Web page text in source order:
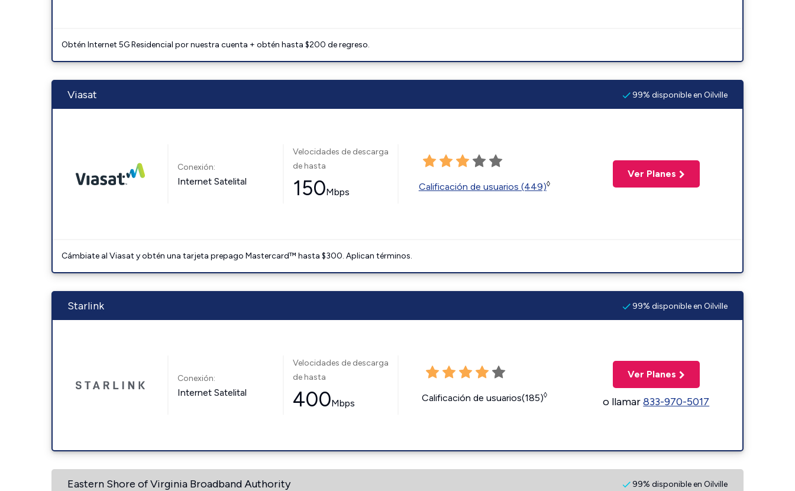
Obtén Internet 5G Residencial por nuestra cuenta + obtén hasta $200 de regreso.
Viasat 99% disponible en Oilville
Conexión:
Internet Satelital
Velocidades de descarga
de hasta
150Mbps Calificación de usuarios (449)◊
Ver Planes
Cámbiate al Viasat y obtén una tarjeta prepago Mastercard™ hasta $300. Aplican términos.
Starlink 99% disponible en Oilville
Conexión:
Internet Satelital
Velocidades de descarga
de hasta
400Mbps Calificación de usuarios(185)◊
Ver Planes
o llamar833-970-5017
Eastern Shore of Virginia Broadband Authority 99% disponible en Oilville